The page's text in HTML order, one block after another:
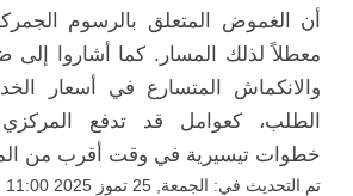
أن الغموض المتعلق بالرسوم
معطلاً لذلك المسار. كما أشاروا
والانكماش المتسارع في أسعار
الطلب، كعوامل قد تدفع المركزي
خطوات تيسيرية في وقت أقرب من
تم التحديث في: الجمعة, 25 تموز 2025 11:00